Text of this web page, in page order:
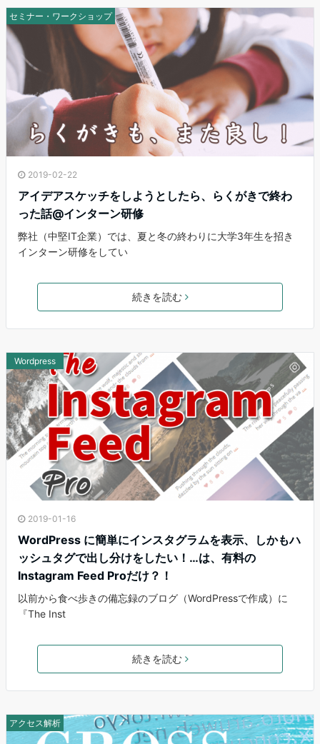
セミナー・ワークショップ
2019-02-22
アイデアスケッチをしようとしたら、らくがきで終わ
った話@インターン研修
弊社（中堅IT企業）では、夏と冬の終わりに大学3年生を招き
インターン研修をしてい
続きを読む
Wordpress
2019-01-16
WordPress に簡単にインスタグラムを表示、しかもハ
ッシュタグで出し分けをしたい！…は、有料の
Instagram Feed Proだけ？！
以前から食べ歩きの備忘録のブログ（WordPressで作成）に
『The Inst
続きを読む
アクセス解析